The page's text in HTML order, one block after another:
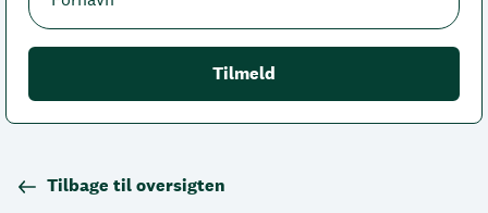
Tilbage til oversigten